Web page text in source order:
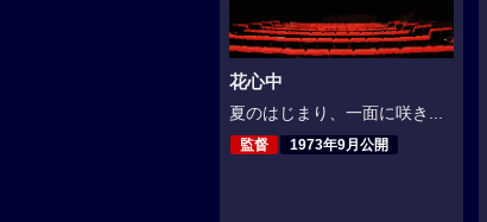
花心中
夏のはじまり、一面に咲き...
監督 1973年9月公開